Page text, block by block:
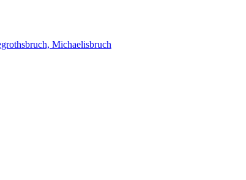
Michaelisbruch